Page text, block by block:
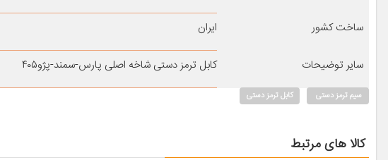
ساخت کشور ایران
سایر توضیحات کابل ترمز دستی شاخه اصلی پارس-سمند-پژو۴۰۵
سیم ترمز دستی کابل ترمز دستی
کالا های مرتبط